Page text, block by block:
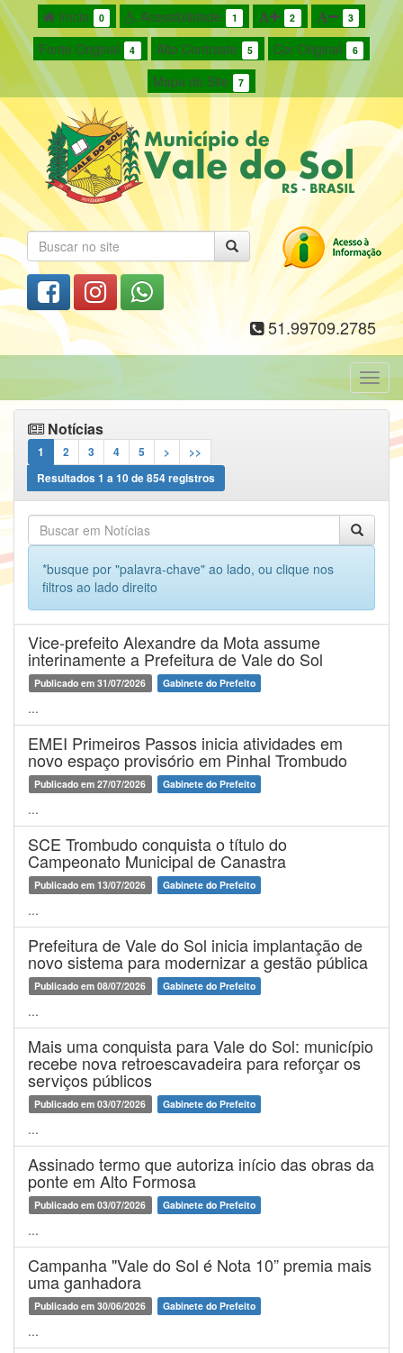
Início 0 Acessibilidade 1 2 3
Fonte Original 4 Alto Contraste 5 Cor Original 6
Mapa do Site 7
51.99709.2785
Notícias
1 2 3 4 5 >
>>
Resultados1 a10de854registros
*busque por "palavra-chave" ao lado, ou clique nos
filtros ao lado direito
Vice-prefeito Alexandre da Mota assume
interinamente a Prefeitura de Vale do Sol
Publicado em 31/07/2026 Gabinete do Prefeito
...
EMEI Primeiros Passos inicia atividades em
novo espaço provisório em Pinhal Trombudo
Publicado em 27/07/2026 Gabinete do Prefeito
...
SCE Trombudo conquista o título do
Campeonato Municipal de Canastra
Publicado em 13/07/2026 Gabinete do Prefeito
...
Prefeitura de Vale do Sol inicia implantação de
novo sistema para modernizar a gestão pública
Publicado em 08/07/2026 Gabinete do Prefeito
...
Mais uma conquista para Vale do Sol: município
recebe nova retroescavadeira para reforçar os
serviços públicos
Publicado em 03/07/2026 Gabinete do Prefeito
...
Assinado termo que autoriza início das obras da
ponte em Alto Formosa
Publicado em 03/07/2026 Gabinete do Prefeito
...
Campanha "Vale do Sol é Nota 10” premia mais
uma ganhadora
Publicado em 30/06/2026 Gabinete do Prefeito
...